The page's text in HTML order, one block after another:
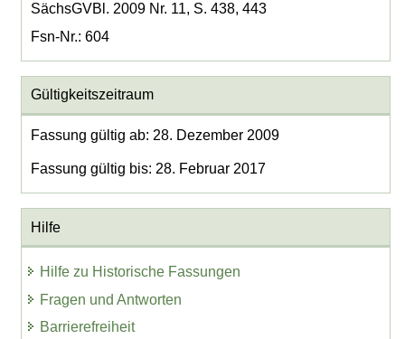
SächsGVBl. 2009 Nr. 11, S. 438, 443
Fsn-Nr.: 604
Gültigkeitszeitraum
Fassung gültig ab: 28. Dezember 2009
Fassung gültig bis: 28. Februar 2017
Hilfe
Hilfe zu Historische Fassungen
Fragen und Antworten
Barrierefreiheit